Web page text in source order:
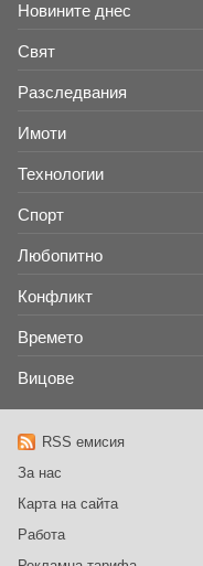
Новините днес
Свят
Разследвания
Имоти
Технологии
Спорт
Любопитно
Конфликт
Времето
Вицове
RSS емисия
За нас
Карта на сайта
Работа